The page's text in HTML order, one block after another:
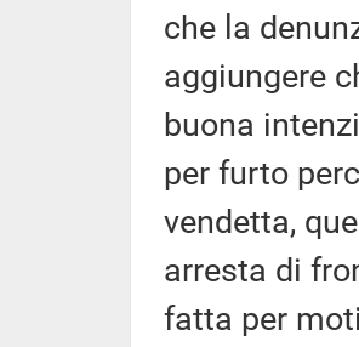
che la
aggiungere
buona
per furto
vendetta,
arresta di
fatta per